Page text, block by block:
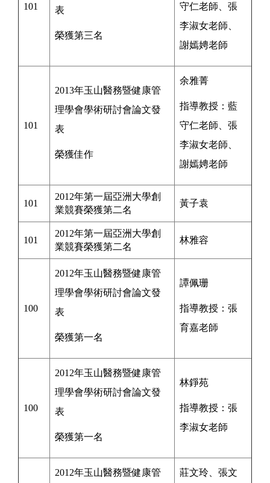
101
表
榮獲第三名
守仁老師 、張
李淑女老師
謝嫣娉老師
101
2013年玉山醫務暨健康管
理學會學術研討會論文發
表
榮獲佳作
余雅菁
指導教授： 藍
守仁老師 、張
李淑女老師
謝嫣娉老師
101
2012年第一屆亞洲大學創
業競賽榮獲第二名
黃子袁
101
2012年第一屆亞洲大學創
業競賽榮獲第二名
林雅容
100
2012年玉山醫務暨健康管
理學會學術研討會論文發
表
榮獲第一名
譚佩珊
指導教授： 張
育嘉老師
100
2012年玉山醫務暨健康管
理學會學術研討會論文發
表
榮獲第一名
林錚苑
指導教授： 張
李淑女老師
2012年玉山醫務暨健康管
莊文玲、張文